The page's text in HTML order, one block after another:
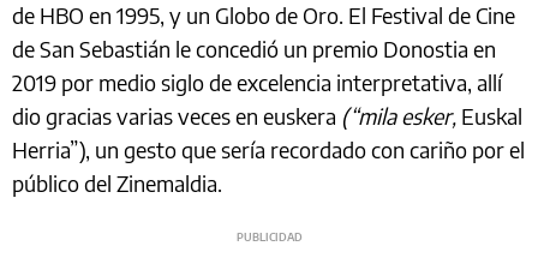
de HBO en 1995, y un Globo de Oro. El Festival de Cine
de San Sebastián le concedió un premio Donostia en
2019 por medio siglo de excelencia interpretativa, allí
dio gracias varias veces en euskera (“mila esker, Euskal
Herria”), un gesto que sería recordado con cariño por el
público del Zinemaldia.